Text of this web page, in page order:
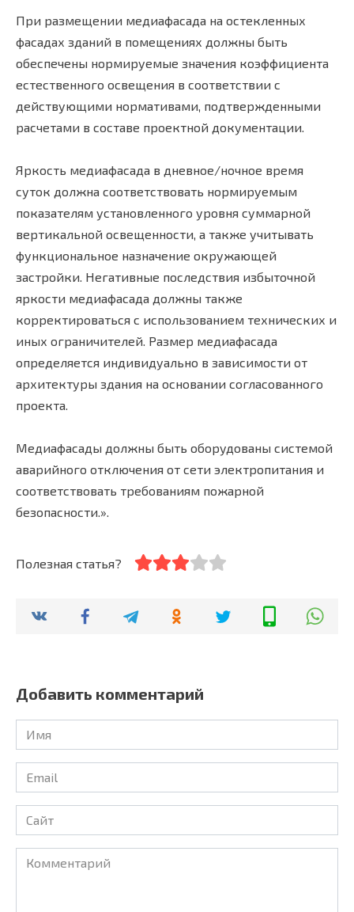
При размещении медиафасада на остекленных
фасадах зданий в помещениях должны быть
обеспечены нормируемые значения коэффициента
естественного освещения в соответствии с
действующими нормативами, подтвержденными
расчетами в составе проектной документации.
Яркость медиафасада в дневное/ночное время
суток должна соответствовать нормируемым
показателям установленного уровня суммарной
вертикальной освещенности, а также учитывать
функциональное назначение окружающей
застройки. Негативные последствия избыточной
яркости медиафасада должны также
корректироваться с использованием технических и
иных ограничителей. Размер медиафасада
определяется индивидуально в зависимости от
архитектуры здания на основании согласованного
проекта.
Медиафасады должны быть оборудованы системой
аварийного отключения от сети электропитания и
соответствовать требованиям пожарной
безопасности.».
Полезная статья?
Добавить комментарий
Имя
Email
Сайт
Комментарий